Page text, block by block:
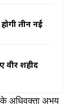
तीन नई
वीर शहीद
के अधिवक्ता अभय